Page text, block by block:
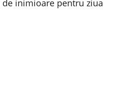
inimioare pentru ziua